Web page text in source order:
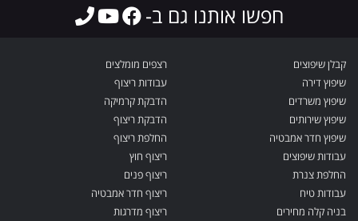
חפשו אותנו גם ב-
קבלן שיפוצים
שיפוץ דירה
שיפוץ משרדים
שיפוץ שירותים
שיפוץ חדר אמבטיה
עבודות שיפוצים
החלפת צנרת
עבודות טיח
בניה קלה מחירים
רצפים מומלצים
עבודות ריצוף
הדבקת קרמיקה
הדבקת ריצוף
החלפת ריצוף
ריצוף חוץ
ריצוף פנים
ריצוף חדר אמבטיה
ריצוף מדרגות